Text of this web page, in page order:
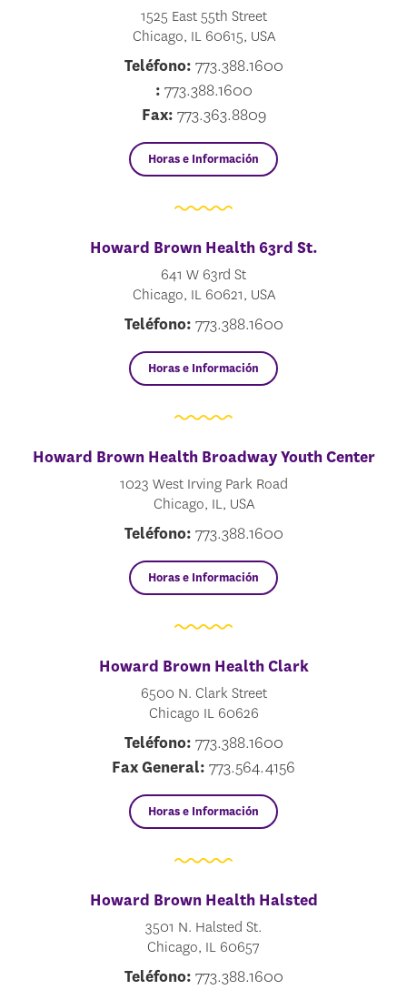
1525 East 55th Street
Chicago, IL 60615, USA
Teléfono: 773.388.1600
: 773.388.1600
Fax: 773.363.8809
Horas e Información
Howard Brown Health 63rd St.
641 W 63rd St
Chicago, IL 60621, USA
Teléfono: 773.388.1600
Horas e Información
Howard Brown Health Broadway Youth Center
1023 West Irving Park Road
Chicago, IL, USA
Teléfono: 773.388.1600
Horas e Información
Howard Brown Health Clark
6500 N. Clark Street
Chicago IL 60626
Teléfono: 773.388.1600
Fax General: 773.564.4156
Horas e Información
Howard Brown Health Halsted
3501 N. Halsted St.
Chicago, IL 60657
Teléfono: 773.388.1600